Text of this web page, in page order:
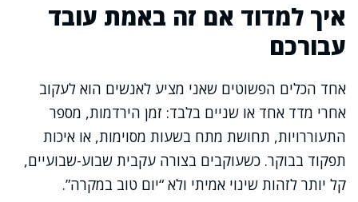
איך למדוד אם זה באמת עובד
עבורכם
אחד הכלים הפשוטים שאני מציע לאנשים הוא לעקוב
אחרי מדד אחד או שניים בלבד: זמן הירדמות, מספר
התעוררויות, תחושת מתח בשעות מסוימות, או איכות
תפקוד בבוקר. כשעוקבים בצורה עקבית שבוע-שבועיים,
קל יותר לזהות שינוי אמיתי ולא “יום טוב במקרה”.